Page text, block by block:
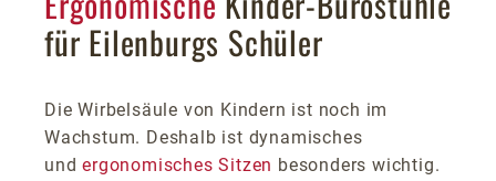
für Eilenburgs Schüler
Die Wirbelsäule von Kindern ist noch im
Wachstum. Deshalb ist dynamisches
undergonomisches Sitzen besonders wichtig.